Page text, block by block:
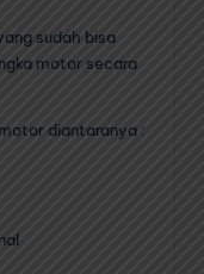
sudah bisa
motor secara
diantaranya :